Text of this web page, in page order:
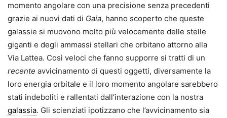
momento angolare con una precisione senza precedenti
grazie ai nuovi dati di Gaia, hanno scoperto che queste
galassie si muovono molto più velocemente delle stelle
giganti e degli ammassi stellari che orbitano attorno alla
Via Lattea. Così veloci che fanno supporre si tratti di un
recente avvicinamento di questi oggetti, diversamente la
loro energia orbitale e il loro momento angolare sarebbero
stati indeboliti e rallentati dall’interazione con la nostra
galassia. Gli scienziati ipotizzano che l’avvicinamento sia